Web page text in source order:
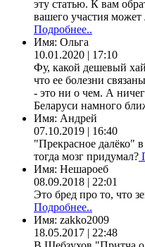
эту статью. К вам
вашего участия может
Подробнее..
Имя: Ольга
10.01.2020 | 17:10
Фу, какой дешевый
что ее болезни
- это ни о чем. А
Беларуси намного
Имя: Андрей
07.10.2019 | 16:40
"Прекрасное далёко"
тогда мозг придумал?
Имя: Нешароеб
08.09.2018 | 22:01
Это бред про то, что
Подробнее..
Имя: zakko2009
18.05.2017 | 22:48